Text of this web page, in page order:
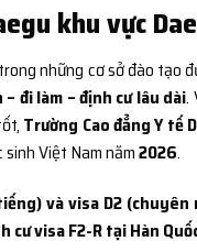
khu vực
những cơ sở đào tạo
đi làm – định cư lâu dài.
Trường Cao đẳng Y tế
Việt Nam năm2026.
và visa D2 (chuyên
visa F2-R tại Hàn